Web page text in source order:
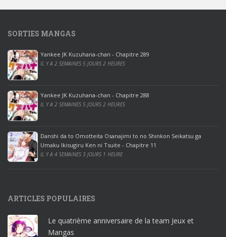
0
p
r
o
o
ff
i
c
e
2
0
1
r
o
ff
SORTIES MANGAS
Yankee JK Kuzuhana-chan - Chapitre 289
IL Y A 2 SEMAINES 5 JOURS 2 HEURES
Yankee JK Kuzuhana-chan - Chapitre 288
IL Y A 2 SEMAINES 5 JOURS 2 HEURES
Danshi da to Omotteita Osanajimi to no Shinkon Seikatsu ga
Umaku Ikisugiru Ken ni Tsuite - Chapitre 11
IL Y A 4 SEMAINES 3 JOURS 1 HEURE
ARTICLES POPULAIRES
Le quatrième anniversaire de la team Jeux et
Mangas